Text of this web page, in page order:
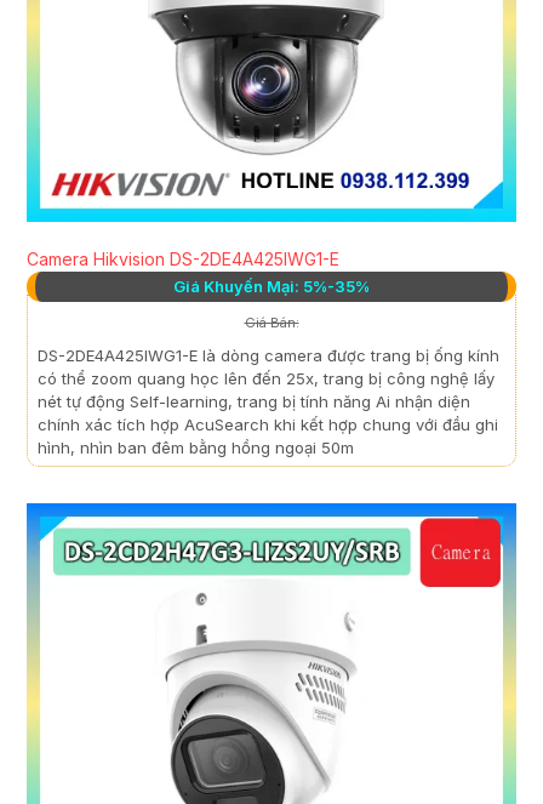
Camera Hikvision DS-2DE4A425IWG1-E
Giá Khuyến Mại: 5%-35%
Giá Bán:
DS-2DE4A425IWG1-E là dòng camera được trang bị ống kính
có thể zoom quang học lên đến 25x, trang bị công nghệ lấy
nét tự động Self-learning, trang bị tính năng Ai nhận diện
chính xác tích hợp AcuSearch khi kết hợp chung với đầu ghi
hình, nhìn ban đêm bằng hồng ngoại 50m